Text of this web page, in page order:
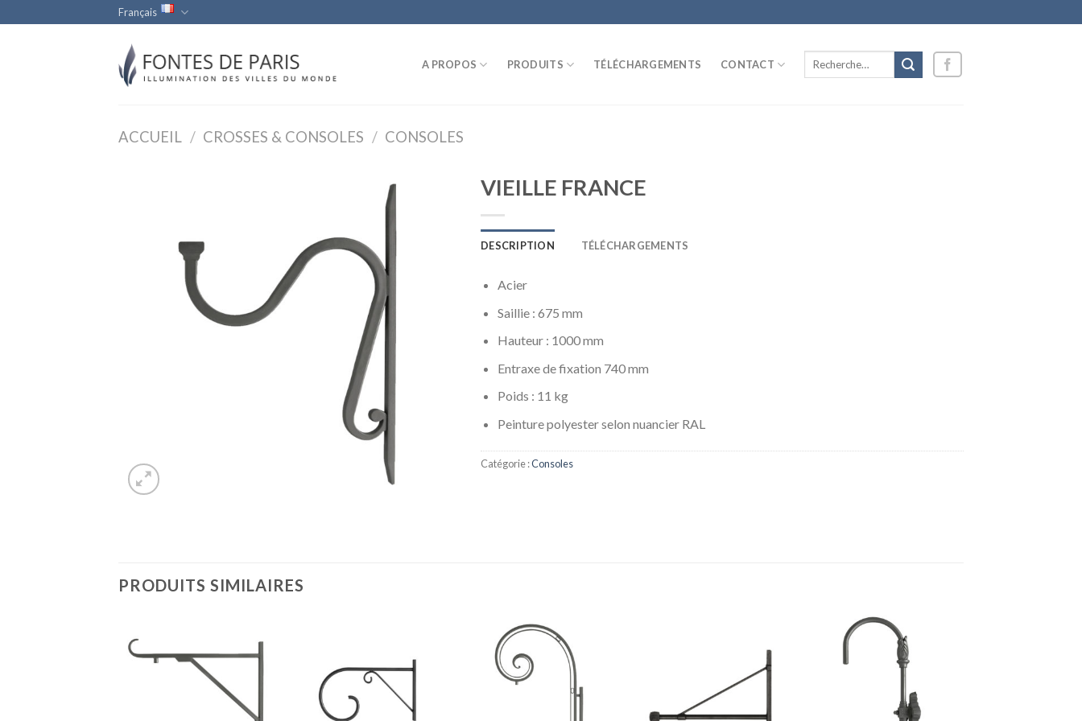
to
Français
A PROPOS PRODUITS TÉLÉCHARGEMENTS CONTACT
Recherche
ACCUEIL / CROSSES & CONSOLES / CONSOLES
VIEILLE FRANCE
DESCRIPTION TÉLÉCHARGEMENTS
Acier
Saillie : 675 mm
Hauteur : 1000 mm
Entraxe de fixation 740 mm
Poids : 11 kg
Peinture polyester selon nuancier RAL
Catégorie :Consoles
PRODUITS SIMILAIRES